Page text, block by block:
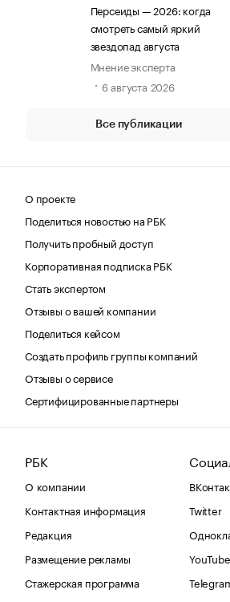
Персеиды — 2026: когда
смотреть самый яркий
звездопад августа
Мнение эксперта
6 августа 2026
Все публикации
О проекте
Поделиться новостью на РБК
Получить пробный доступ
Корпоративная подписка РБК
Стать экспертом
Отзывы о вашей компании
Поделиться кейсом
Создать профиль группы компаний
Отзывы о сервисе
Сертифицированные партнеры
РБК
О компании
Контактная информация
Редакция
Размещение рекламы
Стажерская программа
Twitter
YouTube